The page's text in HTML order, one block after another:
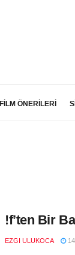
FİLM ÖNERİLERİ
!f’ten Bir
EZGI ULUKOCA 14